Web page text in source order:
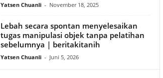
Yatsen Chuanli - November 18, 2025
Lebah secara spontan menyelesaikan
tugas manipulasi objek tanpa pelatihan
sebelumnya | beritakitanih
Yatsen Chuanli - Juni 5, 2026